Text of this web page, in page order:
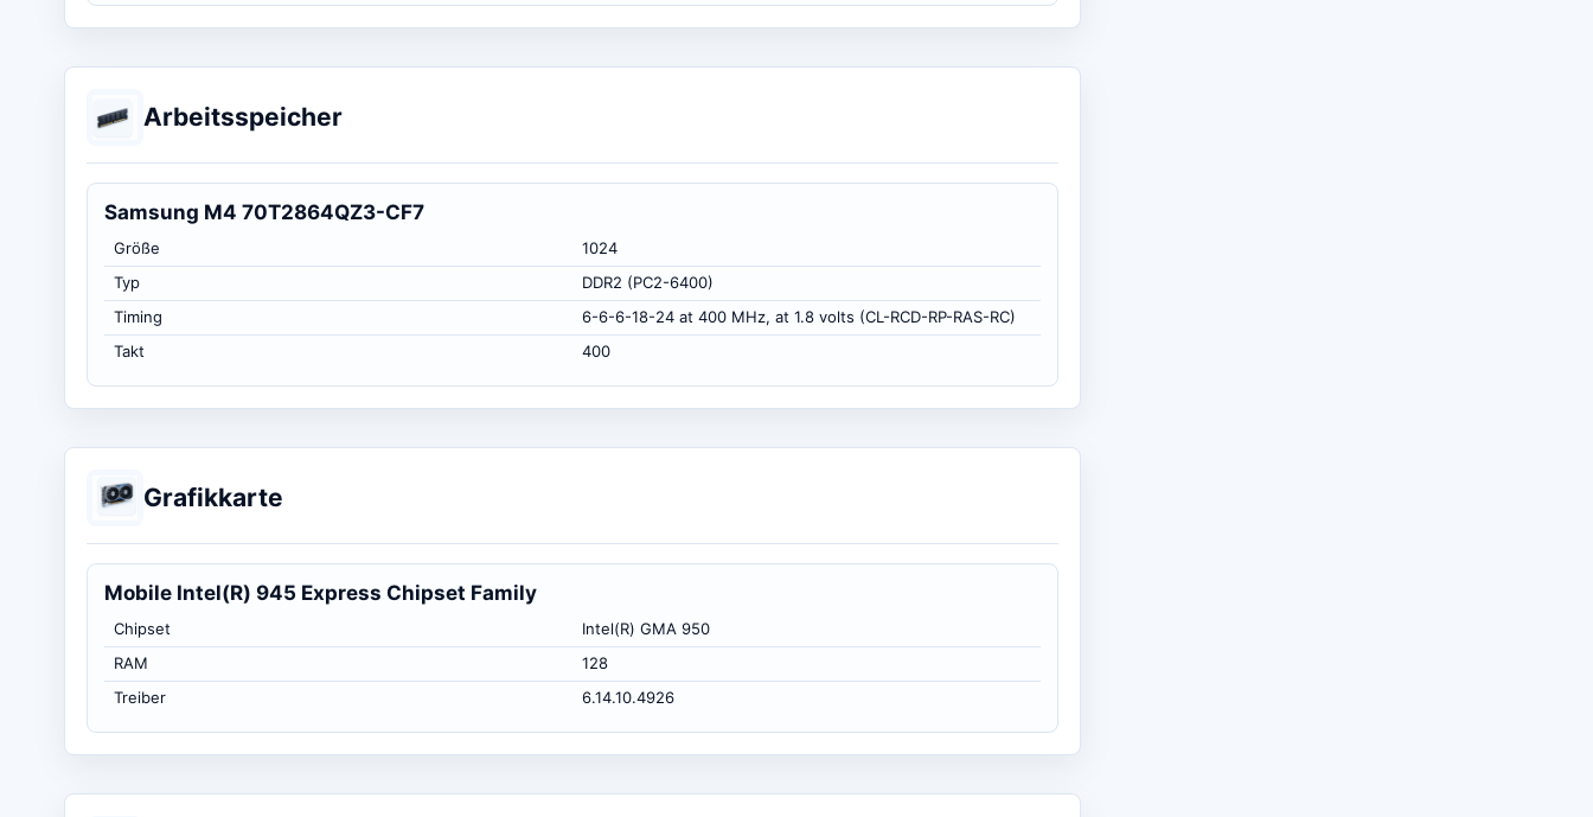
Arbeitsspeicher
Samsung M4 70T2864QZ3-CF7
Größe
1024
Typ
DDR2 (PC2-6400)
Timing
6-6-6-18-24 at 400 MHz, at 1.8 volts (CL-RCD-RP-RAS-RC)
Takt
400
Grafikkarte
Mobile Intel(R) 945 Express Chipset Family
Chipset
Intel(R) GMA 950
RAM
128
Treiber
6.14.10.4926